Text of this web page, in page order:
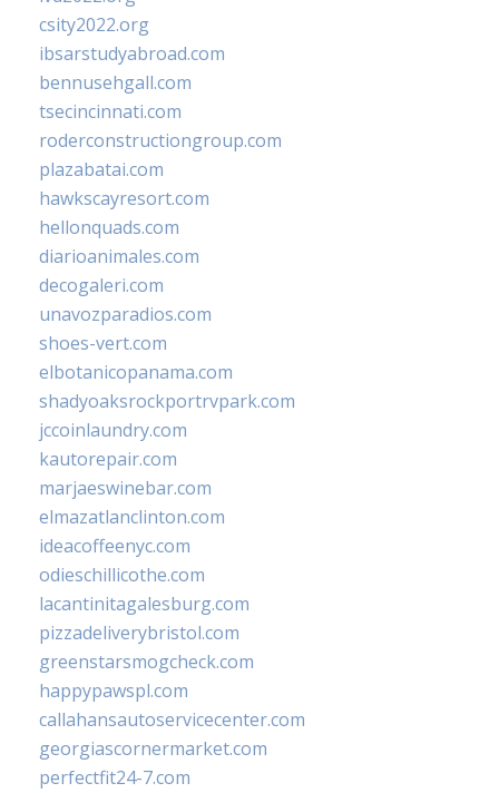
csity2022.org
ibsarstudyabroad.com
bennusehgall.com
tsecincinnati.com
roderconstructiongroup.com
plazabatai.com
hawkscayresort.com
hellonquads.com
diarioanimales.com
decogaleri.com
unavozparadios.com
shoes-vert.com
elbotanicopanama.com
shadyoaksrockportrvpark.com
jccoinlaundry.com
kautorepair.com
marjaeswinebar.com
elmazatlanclinton.com
ideacoffeenyc.com
odieschillicothe.com
lacantinitagalesburg.com
pizzadeliverybristol.com
greenstarsmogcheck.com
happypawspl.com
callahansautoservicecenter.com
georgiascornermarket.com
perfectfit24-7.com